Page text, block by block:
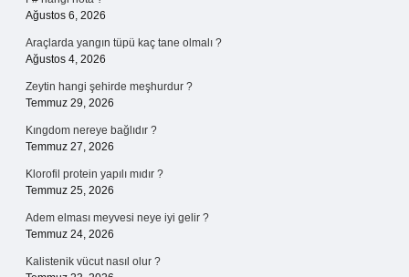
Ağustos 6, 2026
Araçlarda yangın tüpü kaç tane olmalı ?
Ağustos 4, 2026
Zeytin hangi şehirde meşhurdur ?
Temmuz 29, 2026
Kıngdom nereye bağlıdır ?
Temmuz 27, 2026
Klorofil protein yapılı mıdır ?
Temmuz 25, 2026
Adem elması meyvesi neye iyi gelir ?
Temmuz 24, 2026
Kalistenik vücut nasıl olur ?